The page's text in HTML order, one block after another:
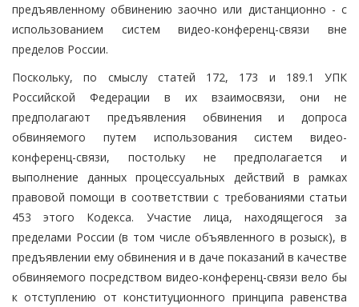
предъявленному обвинению заочно или дистанционно - с
использованием систем видео-конференц-связи вне
пределов России.
Поскольку, по смыслу статей 172, 173 и 189.1 УПК
Российской Федерации в их взаимосвязи, они не
предполагают предъявления обвинения и допроса
обвиняемого путем использования систем видео-
конференц-связи, постольку не предполагается и
выполнение данных процессуальных действий в рамках
правовой помощи в соответствии с требованиями статьи
453 этого Кодекса. Участие лица, находящегося за
пределами России (в том числе объявленного в розыск), в
предъявлении ему обвинения и в даче показаний в качестве
обвиняемого посредством видео-конференц-связи вело бы
к отступлению от конституционного принципа равенства